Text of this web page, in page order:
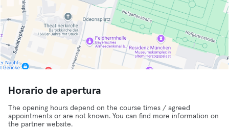
Horario de apertura
The opening hours depend on the course times / agreed
appointments or are not known. You can find more information on
the partner website.